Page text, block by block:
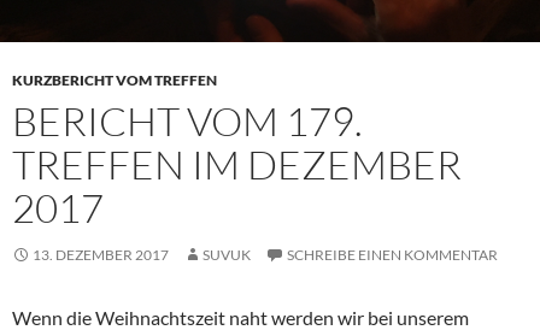
KURZBERICHT VOM TREFFEN
BERICHT VOM 179.
TREFFEN IM DEZEMBER
2017
13. DEZEMBER 2017 SUVUK SCHREIBE EINEN KOMMENTAR
Wenn die Weihnachtszeit naht werden wir bei unserem